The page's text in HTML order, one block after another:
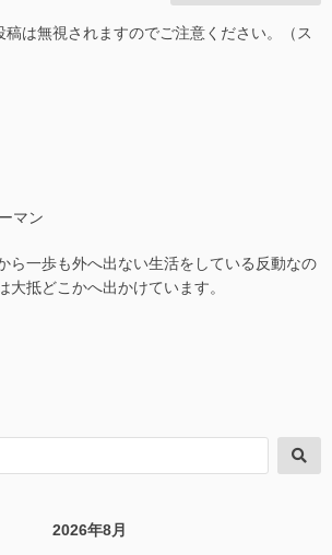
稿は無視されますのでご注意ください。（ス
マン
ら一歩も外へ出ない生活をしている反動なの
大抵どこかへ出かけています。
索
2026年8月